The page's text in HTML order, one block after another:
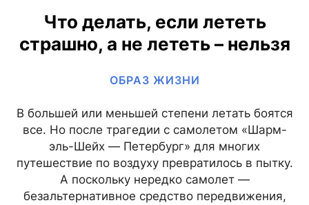
Что делать, если лететь
страшно, а не лететь – нельзя
ОБРАЗ ЖИЗНИ
В большей или меньшей степени летать боятся
все. Но после трагедии с самолетом «Шарм-
эль-Шейх — Петербург» для многих
путешествие по воздуху превратилось в пытку.
А поскольку нередко самолет —
безальтернативное средство передвижения,